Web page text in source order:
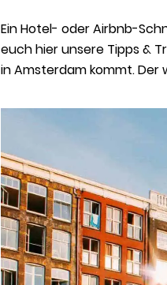
Ein Hotel- oder Airbnb-
euch hier unsere Tipps &
in Amsterdam kommt. Der